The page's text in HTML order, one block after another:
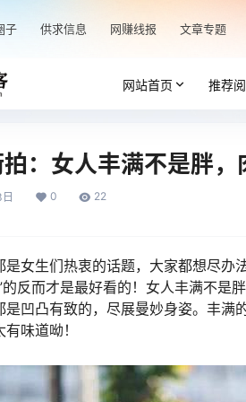
子 供求信息 网赚线报 文章专题
网站首页 推荐
：女人丰满不是胖
0 22
是女生们热衷的话题，大家都想尽办
的反而才是最好看的！女人丰满不
是凹凸有致的，尽展曼妙身姿。丰满
味道呦！